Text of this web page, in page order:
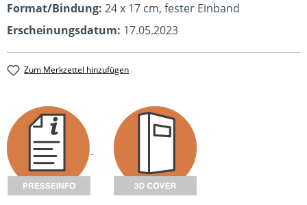
Format/Bindung: 24 x 17 cm, fester Einband
Erscheinungsdatum: 17.05.2023
Zum Merkzettel hinzufügen